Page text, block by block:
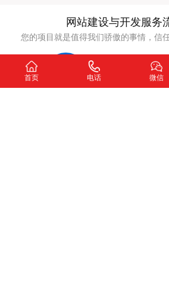
网站建设与开发服务
您的项目就是值得我们骄傲的事情，信
首页 电话 微信